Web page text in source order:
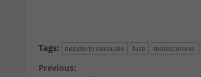
Tags: desiderio sessuale luce testosterone
Continue
Previous: